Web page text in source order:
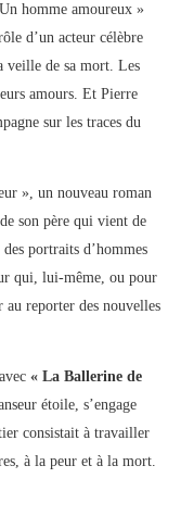
homme amoureux »
d’un acteur célèbre
veille de sa mort. Les
amours. Et Pierre
sur les traces du
», un nouveau roman
son père qui vient de
portraits d’hommes
qui, lui-même, ou pour
reporter des nouvelles
« La Ballerine de
étoile, s’engage
consistait à travailler
à la peur et à la mort.